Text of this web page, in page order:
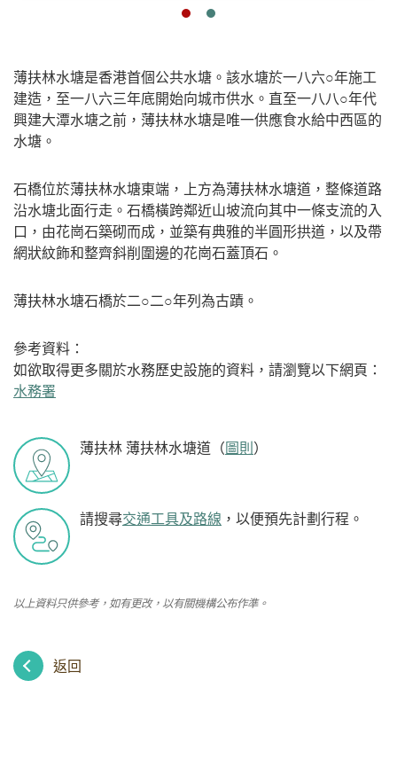
薄扶林水塘是香港首個公共水塘。該水塘於一八六○年施工
建造，至一八六三年底開始向城市供水。直至一八八○年代
興建大潭水塘之前，薄扶林水塘是唯一供應食水給中西區的
水塘。
石橋位於薄扶林水塘東端，上方為薄扶林水塘道，整條道路
沿水塘北面行走。石橋橫跨鄰近山坡流向其中一條支流的入
口，由花崗石築砌而成，並築有典雅的半圓形拱道，以及帶
網狀紋飾和整齊斜削圍邊的花崗石蓋頂石。
薄扶林水塘石橋於二○二○年列為古蹟。
參考資料：
如欲取得更多關於水務歷史設施的資料，請瀏覽以下網頁：
水務署
薄扶林 薄扶林水塘道（圖則）
請搜尋交通工具及路線 ，以便預先計劃行程。
以上資料只供參考，如有更改，以有關機構公布作準。
返回